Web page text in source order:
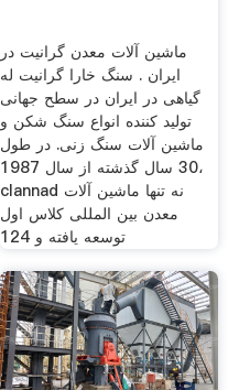
ماشین آلات معدن گرانیت در
ایران . سنگ خارا گرانیت له
گیاهی در ایران در سطح جهانی
تولید کننده انواع سنگ شکن و
ماشین آلات سنگ زنی. در طول
30 سال گذشته از سال 1987،
clannad نه تنها ماشین آلات
معدن بین المللی کلاس اول
توسعه یافته و 124